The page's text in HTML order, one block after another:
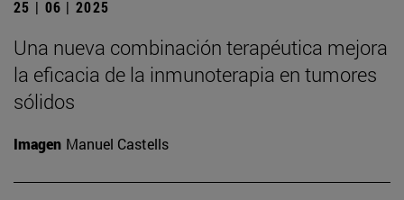
25 | 06 | 2025
Una nueva combinación terapéutica mejora
la eficacia de la inmunoterapia en tumores
sólidos
Imagen Manuel Castells